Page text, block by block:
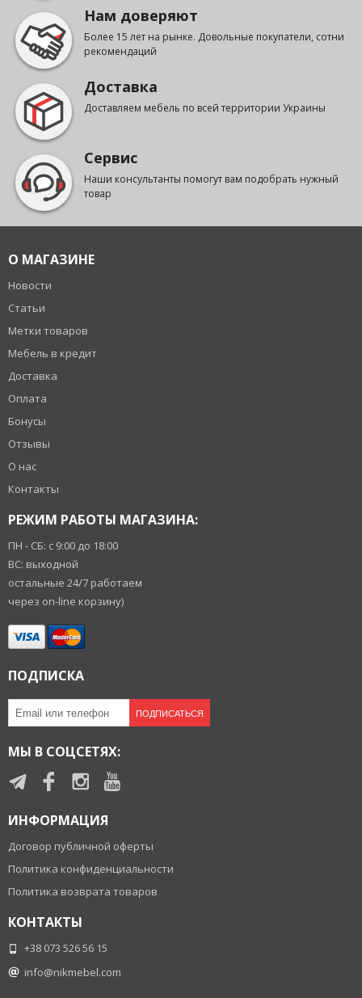
Нам доверяют
Более 15 лет на рынке. Довольные покупатели, сотни
рекомендаций
Доставка
Доставляем мебель по всей территории Украины
Сервис
Наши консультанты помогут вам подобрать нужный
товар
О МАГАЗИНЕ
Новости
Статьи
Метки товаров
Мебель в кредит
Доставка
Оплата
Бонусы
Отзывы
О нас
Контакты
РЕЖИМ РАБОТЫ МАГАЗИНА:
ПН - СБ: с 9:00 до 18:00
ВС: выходной
остальные 24/7 работаем
через on-line корзину)
ПОДПИСКА
ПОДПИСАТЬСЯ
МЫ В СОЦСЕТЯХ:
ИНФОРМАЦИЯ
Договор публичной оферты
Политика конфиденциальности
Политика возврата товаров
КОНТАКТЫ
+38 073 526 56 15
info@nikmebel.com